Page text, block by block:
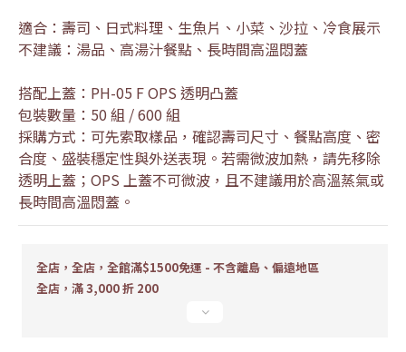
適合：壽司、日式料理、生魚片、小菜、沙拉、冷食展示
不建議：湯品、高湯汁餐點、長時間高溫悶蓋
搭配上蓋：PH-05 F OPS 透明凸蓋
包裝數量：50 組 / 600 組
採購方式：可先索取樣品，確認壽司尺寸、餐點高度、密
合度、盛裝穩定性與外送表現。若需微波加熱，請先移除
透明上蓋；OPS 上蓋不可微波，且不建議用於高溫蒸氣或
長時間高溫悶蓋。
全店，全店，全館滿$1500免運 - 不含離島、偏遠地區
全店，滿 3,000 折 200